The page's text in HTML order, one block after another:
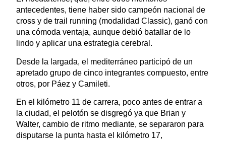
antecedentes, tiene haber sido campeón nacional de
cross y de trail running (modalidad Classic), ganó con
una cómoda ventaja, aunque debió batallar de lo
lindo y aplicar una estrategia cerebral.
Desde la largada, el mediterráneo participó de un
apretado grupo de cinco integrantes compuesto, entre
otros, por Páez y Camileti.
En el kilómetro 11 de carrera, poco antes de entrar a
la ciudad, el pelotón se disgregó ya que Brian y
Walter, cambio de ritmo mediante, se separaron para
disputarse la punta hasta el kilómetro 17,